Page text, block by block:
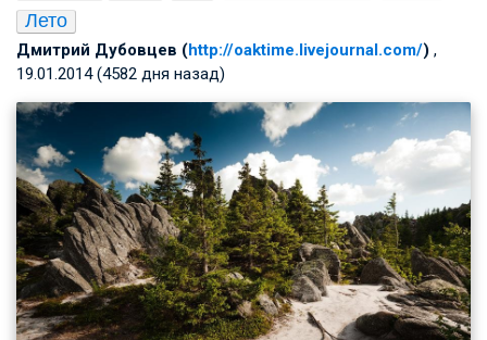
Лето
Дмитрий Дубовцев (http://oaktime.livejournal.com/) ,
19.01.2014 (4582 дня назад)